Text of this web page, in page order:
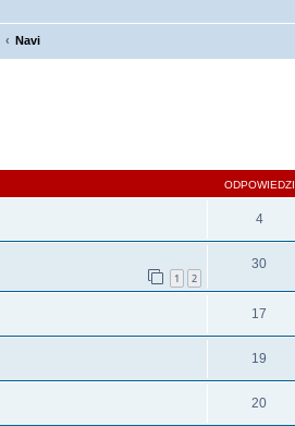
Navi
ODPOWIEDZI
4
1 2
30
17
19
20